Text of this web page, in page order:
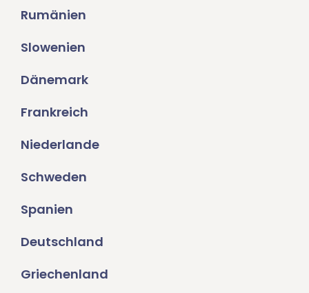
Rumänien
Slowenien
Dänemark
Frankreich
Niederlande
Schweden
Spanien
Deutschland
Griechenland